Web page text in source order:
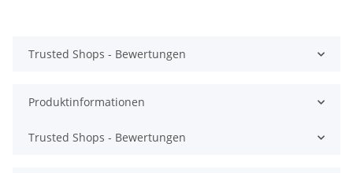
Trusted Shops - Bewertungen
Produktinformationen
Trusted Shops - Bewertungen